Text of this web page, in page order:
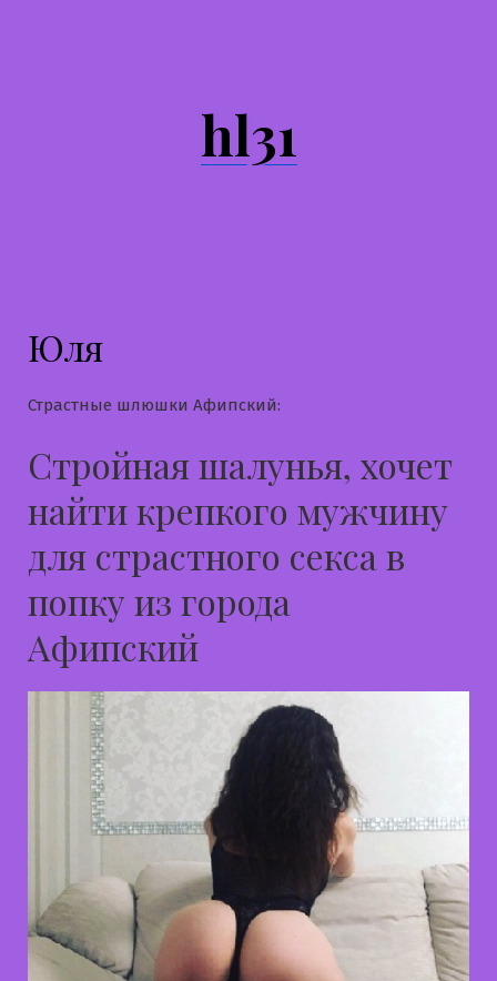
hl31
Юля
Страстные шлюшки Афипский:
Стройная шалунья, хочет
найти крепкого мужчину
для страстного секса в
попку из города
Афипский